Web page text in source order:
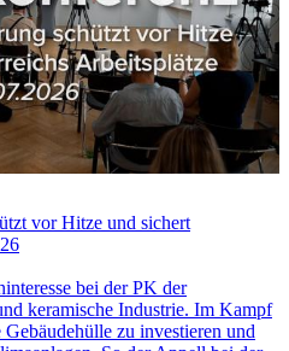
vor Hitze und sichert
bei der PK der
keramische Industrie. Im Kampf
zu investieren und